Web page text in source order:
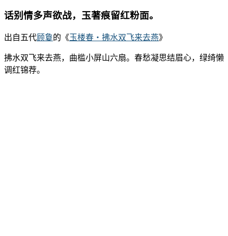
话别情多声欲战，玉著痕留红粉面。
出自五代顾敻的《玉楼春・拂水双飞来去燕》
拂水双飞来去燕，曲槛小屏山六扇。春愁凝思结眉心，绿绮懒
调红锦荐。